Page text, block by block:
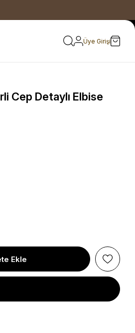
Üye Girişi
Cep Detaylı Elbise